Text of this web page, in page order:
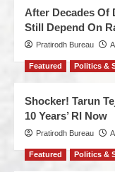
After Decades Of
Still Depend On
Pratirodh Bureau
Featured Politics &
Shocker! Tarun
10 Years’ RI Now
Pratirodh Bureau
Featured Politics &